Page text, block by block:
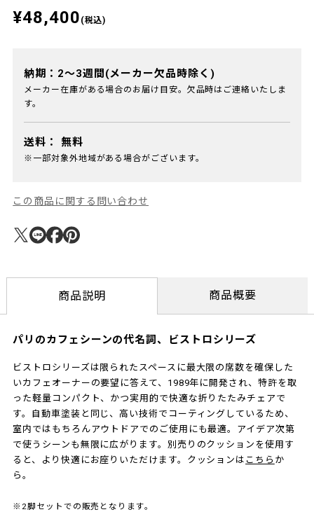
¥48,400 (税込)
納期：2～3週間(メーカー欠品時除く)
メーカー在庫がある場合のお届け目安。欠品時はご連絡いたしま
す。
送料： 無料
※一部対象外地域がある場合がございます。
この商品に関する問い合わせ
商品説明 商品概要
パリのカフェシーンの代名詞、ビストロシリーズ
ビストロシリーズは限られたスペースに最大限の席数を確保した
いカフェオーナーの要望に答えて、1989年に開発され、特許を取
った軽量コンパクト、かつ実用的で快適な折りたたみチェアで
す。自動車塗装と同じ、高い技術でコーティングしているため、
室内ではもちろんアウトドアでのご使用にも最適。アイデア次第
で使うシーンも無限に広がります。別売りのクッションを使用す
ると、より快適にお座りいただけます。クッションは こちら か
ら。
※2脚セットでの販売となります。